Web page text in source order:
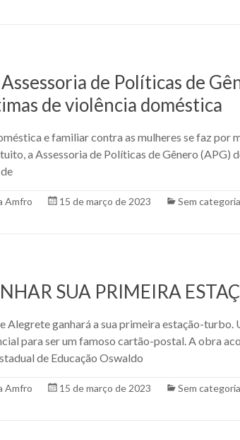
de Políticas de
de violência doméstica
e familiar contra as mulheres se faz por
a Assessoria de Políticas de Gênero (APG)
Amfro 15 de março de 2023 Sem categoria
SUA PRIMEIRA
Alegrete ganhará a sua primeira estação-
para ser um famoso cartão-postal. A obra
de Educação Oswaldo
Amfro 15 de março de 2023 Sem categoria